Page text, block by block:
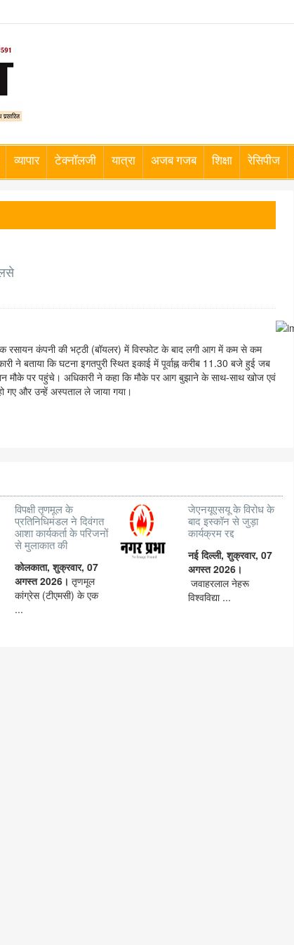
व्यापार टेक्नॉलजी यात्रा अजब गजब शिक्षा रेसिपीज
एक रसायन कंपनी की भट्ठी (बॉयलर) में विस्फोट के बाद लगी आग में कम से कम
ने बताया कि घटना इगतपुरी स्थित इकाई में पूर्वाह्न करीब 11.30 बजे हुई जब
मौके पर पहुंचे। अधिकारी ने कहा कि मौके पर आग बुझाने के साथ-साथ खोज एवं
गए और उन्हें अस्पताल ले जाया गया।
विपक्षी तृणमूल के
प्रतिनिधिमंडल ने दिवंगत
आशा कार्यकर्ता के परिजनों
से मुलाकात की
कोलकाता, शुक्रवार, 07
अगस्त 2026।तृणमूल
कांग्रेस (टीएमसी) के एक
...
जेएनयूएसयू के विरोध के
बाद इस्कॉन से जुड़ा
कार्यक्रम रद्द
नई दिल्ली, शुक्रवार, 07
अगस्त 2026।
जवाहरलाल नेहरू
विश्वविद्या ...